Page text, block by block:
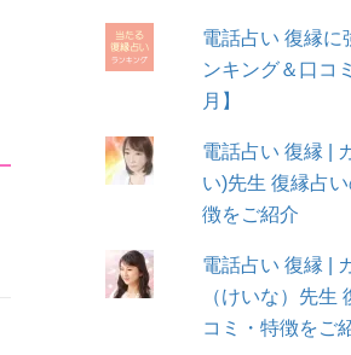
電話占い 復縁に
ンキング＆口コ
月】
電話占い 復縁 |
い)先生 復縁占
徴をご紹介
電話占い 復縁 |
（けいな）先生
コミ・特徴をご